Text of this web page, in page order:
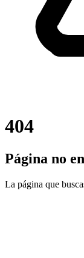
404
Página no
La página que